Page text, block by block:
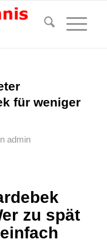
für weniger
admin
zu spät